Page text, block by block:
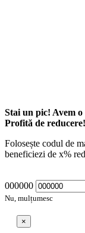
Stai un pic! Avem
Profită de reducere!
Folosește codul de
beneficiezi de x%
000000
Nu, mulțumesc
×